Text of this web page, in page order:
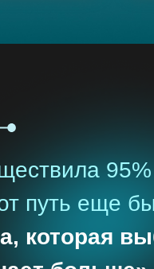
путь еще
которая